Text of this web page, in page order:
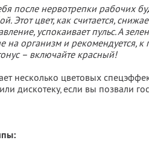
после нервотрепки рабочих
Этот цвет, как считается,
успокаивает пульс. А
на организм и рекомендуется, к
– включайте красный!
несколько цветовых
дискотеку, если вы позвали